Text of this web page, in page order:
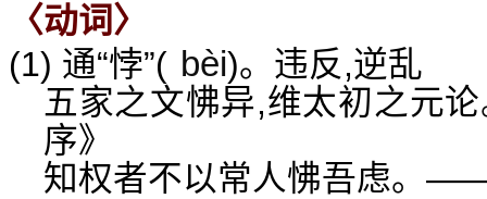
〈动词〉
(1) 通“悖”( bèi)。违反,逆乱
五家之文怫异,维太初之元
序》
知权者不以常人怫吾虑。